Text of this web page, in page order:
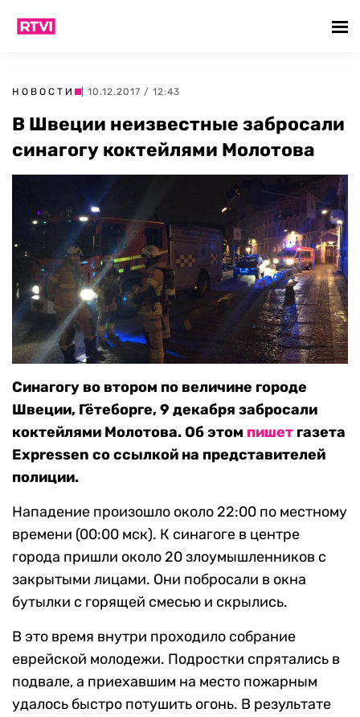
НОВОСТИ | 10.12.2017 / 12:43
В Швеции неизвестные забросали
синагогу коктейлями Молотова
Синагогу во втором по величине городе
Швеции, Гётеборге, 9 декабря забросали
коктейлями Молотова. Об этом пишет газета
Expressen со ссылкой на представителей
полиции.
Нападение произошло около 22:00 по местному
времени (00:00 мск). К синагоге в центре
города пришли около 20 злоумышленников с
закрытыми лицами. Они побросали в окна
бутылки с горящей смесью и скрылись.
В это время внутри проходило собрание
еврейской молодежи. Подростки спрятались в
подвале, а приехавшим на место пожарным
удалось быстро потушить огонь. В результате